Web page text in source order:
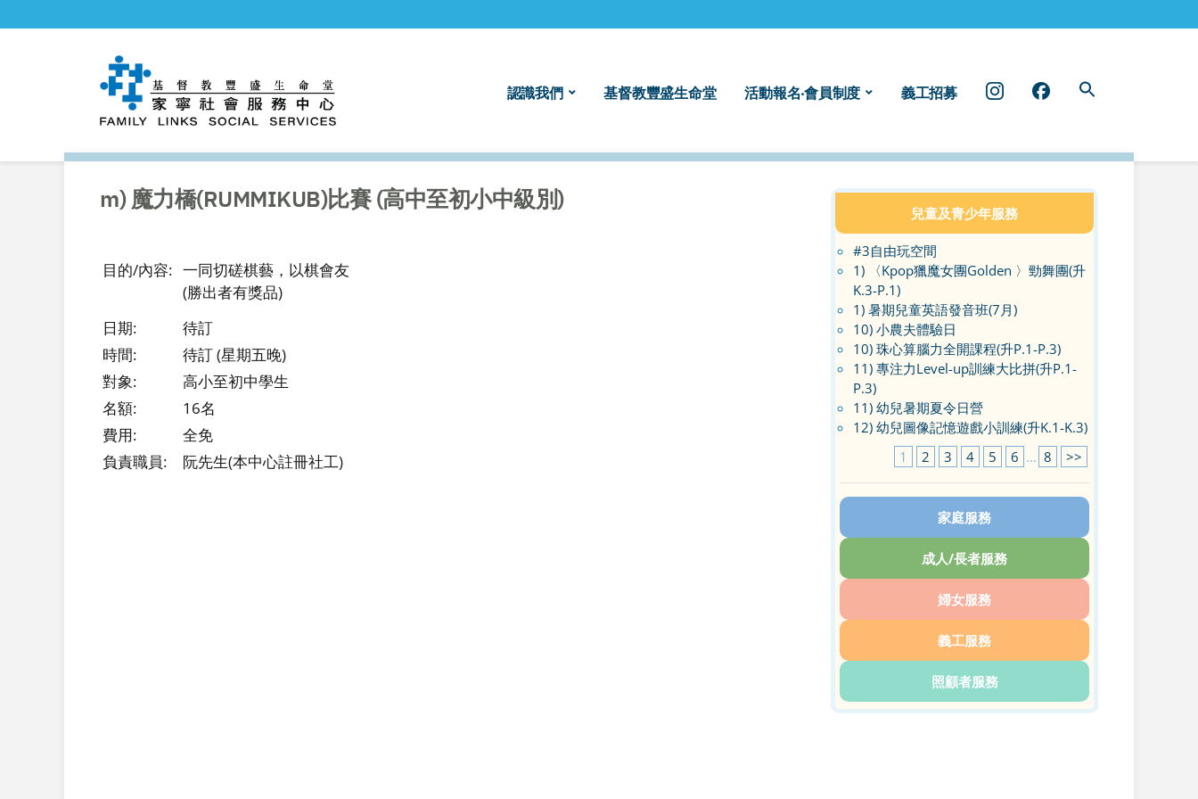
認識我們 基督教豐盛生命堂 活動報名‧會員制度 義工招募 instragramfacebook
m) 魔力橋(RUMMIKUB)比賽 (高中至初小中級別)
目的/內容: 一同切磋棋藝，以棋會友
(勝出者有獎品)
日期:
待訂
時間:
待訂 (星期五晚)
對象:
高小至初中學生
名額:
16名
費用:
全免
負責職員:
阮先生(本中心註冊社工)
兒童及青少年服務
#3自由玩空間
1) 〈Kpop獵魔女團Golden 〉勁舞團(升
K.3-P.1)
1) 暑期兒童英語發音班(7月)
10) 小農夫體驗日
10) 珠心算腦力全開課程(升P.1-P.3)
11) 專注力Level-up訓練大比拼(升P.1-
P.3)
11) 幼兒暑期夏令日營
12) 幼兒圖像記憶遊戲小訓練(升K.1-K.3)
1
2 3 4 5 6 ... 8 >>
家庭服務
成人/長者服務
婦女服務
義工服務
照顧者服務